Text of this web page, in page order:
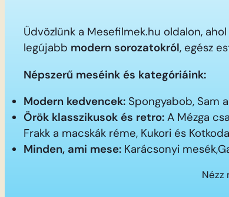
Üdvözlünk a Mesefilmek.hu oldalon,
legújabb modern sorozatokról, egész
Népszerű meséink és kategóriáink:
Modern kedvencek: Spongyabob, Sam
Örök klasszikusok és retro: A Mézga
Frakk a macskák réme, Kukori és
Minden, ami mese: Karácsonyi
Nézz